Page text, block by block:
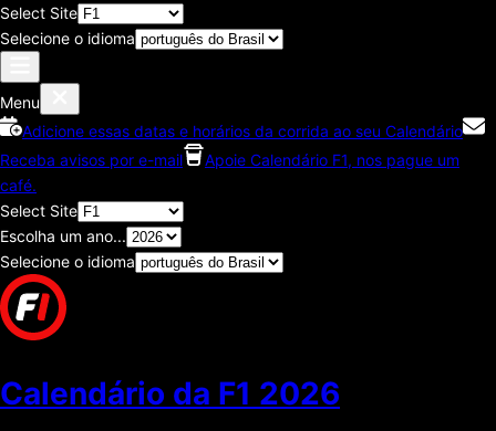
Select Site
Selecione o idioma
Menu
Adicione essas datas e horários da corrida ao seu Calendário
Receba avisos por e-mail
Apoie Calendário F1, nos pague um
café.
Select Site
Escolha um ano...
Selecione o idioma
Calendário da F1 2026